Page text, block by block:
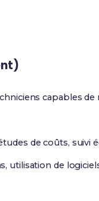
capables de
de coûts, suivi
utilisation de